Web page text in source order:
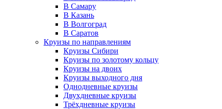
В Самару
В Казань
В Волгоград
В Саратов
Круизы по направлениям
Круизы Сибири
Круизы по золотому кольцу
Круизы на двоих
Круизы выходного дня
Однодневные круизы
Двухдневные круизы
Трёхдневные круизы